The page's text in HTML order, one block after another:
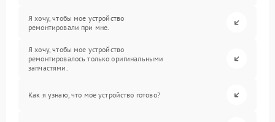
Я хочу, чтобы мое устройство
ремонтировали при мне.
Я хочу, чтобы мое устройство
ремонтировалось только оригинальными
запчастями.
Как я узнаю, что мое устройство готово?